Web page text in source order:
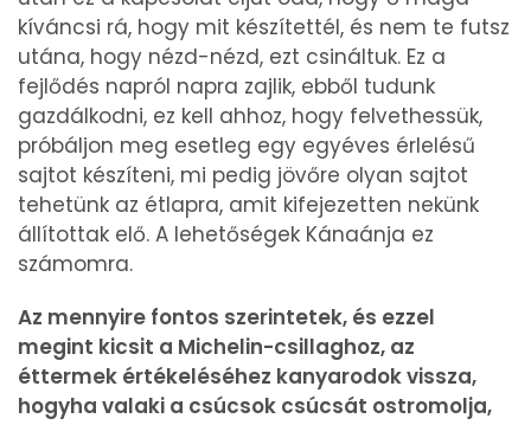
kíváncsi rá, hogy mit készítettél, és nem te futsz
utána, hogy nézd-nézd, ezt csináltuk. Ez a
fejlődés napról napra zajlik, ebből tudunk
gazdálkodni, ez kell ahhoz, hogy felvethessük,
próbáljon meg esetleg egy egyéves érlelésű
sajtot készíteni, mi pedig jövőre olyan sajtot
tehetünk az étlapra, amit kifejezetten nekünk
állítottak elő. A lehetőségek Kánaánja ez
számomra.
Az mennyire fontos szerintetek, és ezzel
megint kicsit a Michelin-csillaghoz, az
éttermek értékeléséhez kanyarodok vissza,
hogyha valaki a csúcsok csúcsát ostromolja,